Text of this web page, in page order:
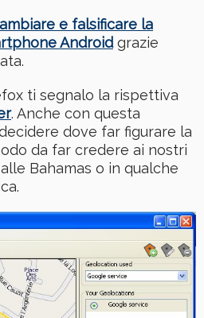
e falsificare la
Androidgrazie
ti segnalo la rispettiva
. Anche con questa
dove far figurare la
da far credere ai nostri
Bahamas o in qualche